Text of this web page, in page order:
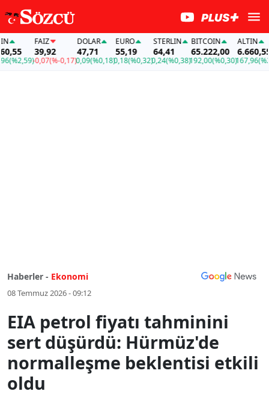
FAİZ
39,92
-0,07(%-0,17)
DOLAR
47,71
0,09(%0,18)
EURO
55,19
0,18(%0,32)
STERLIN
64,41
0,24(%0,38)
BITCOIN
65.222,00
192,00(%0,30)
ALTIN
6.660,55
167,96
Haberler - Ekonomi
08 Temmuz 2026 - 09:12
EIA petrol fiyatı tahminini
sert düşürdü: Hürmüz'de
normalleşme beklentisi etkili
oldu